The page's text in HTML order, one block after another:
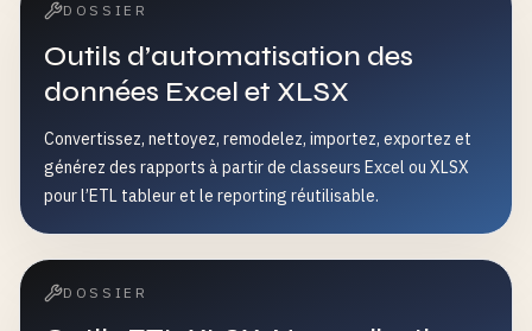
DOSSIER
Outils d’automatisation des
données Excel et XLSX
Convertissez, nettoyez, remodelez, importez, exportez et
générez des rapports à partir de classeurs Excel ou XLSX
pour l’ETL tableur et le reporting réutilisable.
DOSSIER